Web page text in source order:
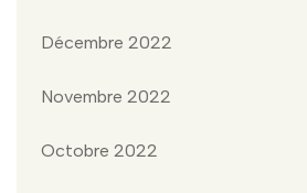
Décembre 2022
Novembre 2022
Octobre 2022